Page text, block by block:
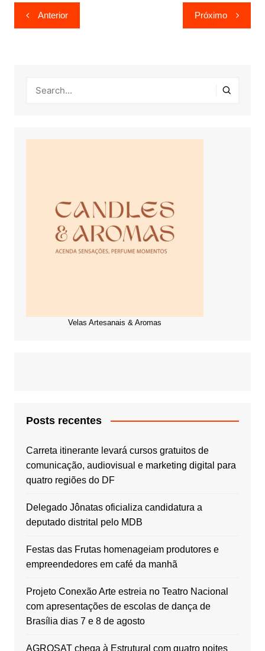
Navegação
de
Anterior Próximo
Velas Artesanais & Aromas
Posts recentes
Carreta itinerante levará cursos gratuitos de
comunicação, audiovisual e marketing digital para
quatro regiões do DF
Delegado Jônatas oficializa candidatura a
deputado distrital pelo MDB
Festas das Frutas homenageiam produtores e
empreendedores em café da manhã
Projeto Conexão Arte estreia no Teatro Nacional
com apresentações de escolas de dança de
Brasília dias 7 e 8 de agosto
AGROSAT chega à Estrutural com quatro noites